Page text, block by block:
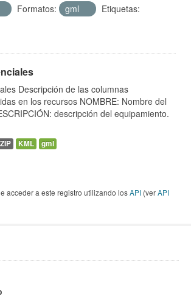
Formatos: gml
Etiquetas:
Descripción de las columnas
en los recursos NOMBRE: Nombre del
descripción del equipamiento.
ZIP KML gml
acceder a este registro utilizando losAPI (verAPI